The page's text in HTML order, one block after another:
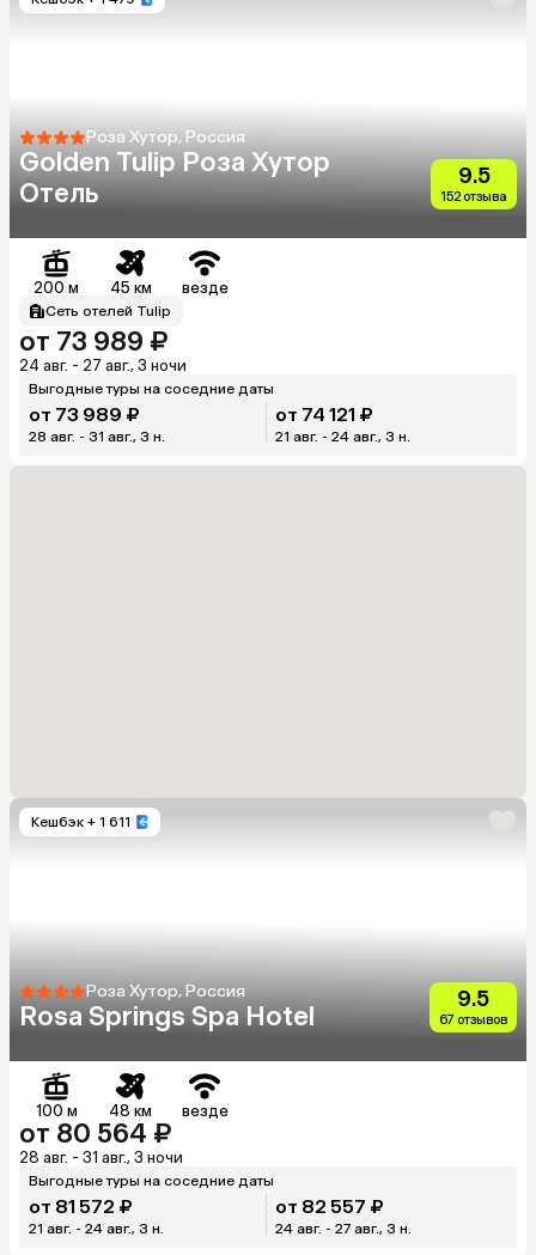
Роза Хутор, Россия
Golden Tulip Роза Хутор
Отель
9.5
152 отзыва
200 м 45 км везде
Сеть отелей Tulip
от 73 989 ₽
24 авг. - 27 авг., 3 ночи
Выгодные туры на соседние даты
от 73 989 ₽
28 авг. - 31 авг., 3 н.
от 74 121 ₽
21 авг. - 24 авг., 3 н.
Кешбэк + 1 611
Роза Хутор, Россия
Rosa Springs Spa Hotel
9.5
67 отзывов
100 м 48 км везде
от 80 564 ₽
28 авг. - 31 авг., 3 ночи
Выгодные туры на соседние даты
от 81 572 ₽
21 авг. - 24 авг., 3 н.
от 82 557 ₽
24 авг. - 27 авг., 3 н.